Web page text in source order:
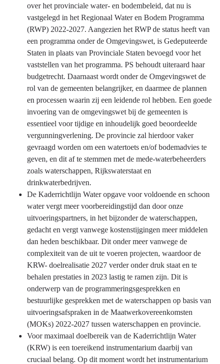
navigatie
Programma
Ontwikkelingen
onzekerheden
over het provinciale water- en bodembeleid, dat nu is
vastgelegd in het Regionaal Water en Bodem Programma
(RWP) 2022-2027. Aangezien het RWP de status heeft van
een programma onder de Omgevingswet, is Gedeputeerde
Staten in plaats van Provinciale Staten bevoegd voor het
vaststellen van het programma. PS behoudt uiteraard haar
budgetrecht. Daarnaast wordt onder de Omgevingswet de
rol van de gemeenten belangrijker, en daarmee de plannen
en processen waarin zij een leidende rol hebben. Een goede
invoering van de omgevingswet bij de gemeenten is
essentieel voor tijdige en inhoudelijk goed beoordeelde
vergunningverlening. De provincie zal hierdoor vaker
gevraagd worden om een watertoets en/of bodemadvies te
geven, en dit af te stemmen met de mede-waterbeheerders
zoals waterschappen, Rijkswaterstaat en
drinkwaterbedrijven.
De Kaderrichtlijn Water opgave voor voldoende en schoon
water vergt meer voorbereidingstijd dan door onze
uitvoeringspartners, in het bijzonder de waterschappen,
gedacht en vergt vanwege kostenstijgingen meer middelen
dan heden beschikbaar. Dit onder meer vanwege de
complexiteit van de uit te voeren projecten, waardoor de
KRW- doelrealisatie 2027 verder onder druk staat en te
behalen prestaties in 2023 lastig te ramen zijn. Dit is
onderwerp van de programmeringsgesprekken en
bestuurlijke gesprekken met de waterschappen op basis van
uitvoeringsafspraken in de Maatwerkovereenkomsten
(MOKs) 2022-2027 tussen waterschappen en provincie.
Voor maximaal doelbereik van de Kaderrichtlijn Water
(KRW) is een toereikend instrumentarium daarbij van
cruciaal belang. Op dit moment wordt het instrumentarium